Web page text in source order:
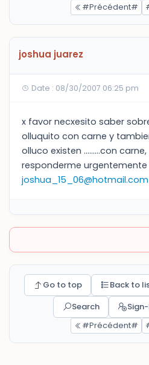
#Précédent#
joshua juarez
Date : 08/30/2007 06:25 pm
x favor necxesito saber
olluquito con carne y
olluco existen .........con
responderme
joshua_15_06@hotmail.com
Go to top Back to
Search
#Précédent#